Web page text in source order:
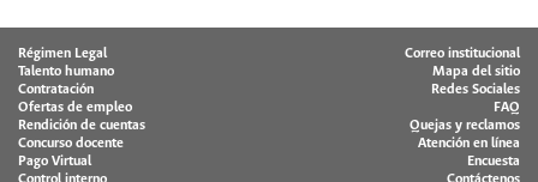
Régimen Legal
Talento humano
Contratación
Ofertas de empleo
Rendición de cuentas
Concurso docente
Pago Virtual
Correo institucional
Mapa del sitio
Redes Sociales
FAQ
Quejas y reclamos
Atención en línea
Encuesta